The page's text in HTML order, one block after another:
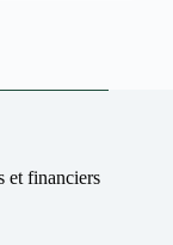
et financiers